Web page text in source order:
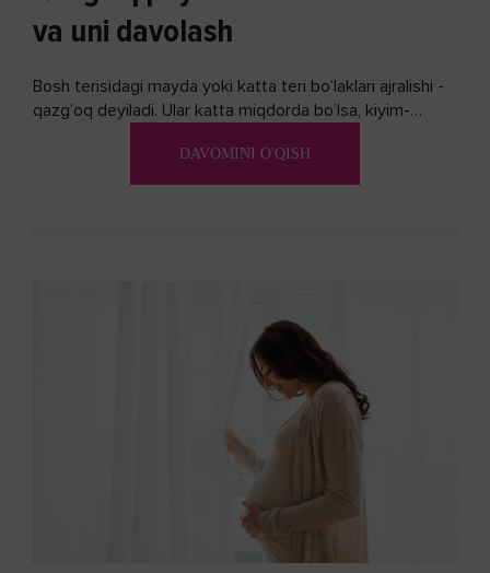
va uni davolash
Bosh terisidagi mayda yoki katta teri bo’laklari ajralishi -
qazg’oq deyiladi. Ular katta miqdorda bo’lsa, kiyim-
DAVOMINI O'QISH